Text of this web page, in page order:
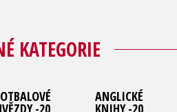
KATEGORIE
-20
ANGLICKÉ
KNIHY -20